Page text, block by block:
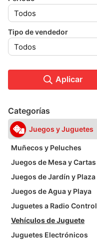
Tipo de vendedor
Aplicar
Categorías
Juegos y Juguetes
Muñecos y Peluches
Juegos de Mesa y Cartas
Juegos de Jardín y Plaza
Juegos de Agua y Playa
Juguetes a Radio Control
Vehículos de Juguete
Juguetes Electrónicos